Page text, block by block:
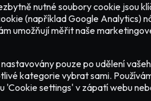
nutné soubory cookie jsou
(například Google Analytics)
umožňují měřit naše
pouze po udělení
kategorie vybrat sami.
settings' v zápatí webu